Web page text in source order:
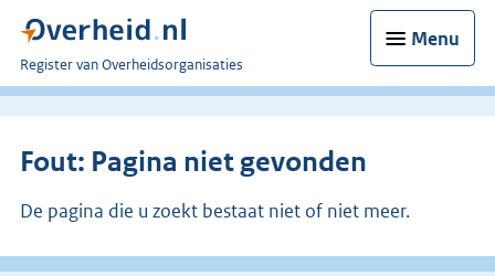
Menu
U
bent
Register van Overheidsorganisaties
Fout: Pagina niet gevonden
De pagina die u zoekt bestaat niet of niet meer.